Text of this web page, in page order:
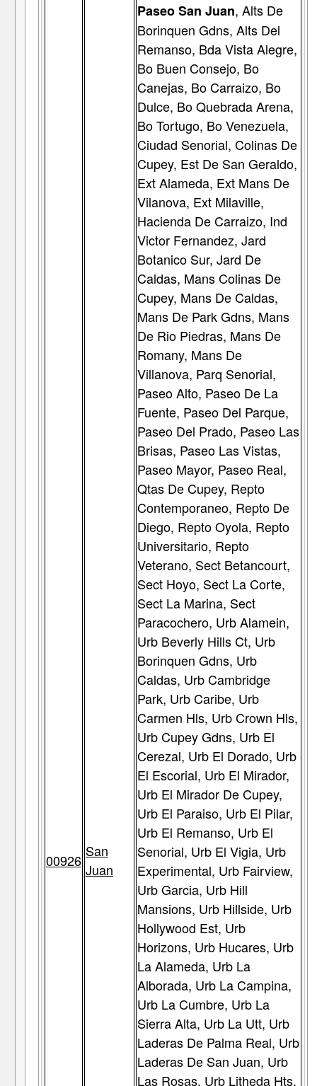
00926
San
Juan
Paseo San Juan, Alts De
Borinquen Gdns, Alts Del
Remanso, Bda Vista Alegre,
Bo Buen Consejo, Bo
Canejas, Bo Carraizo, Bo
Dulce, Bo Quebrada Arena,
Bo Tortugo, Bo Venezuela,
Ciudad Senorial, Colinas De
Cupey, Est De San Geraldo,
Ext Alameda, Ext Mans De
Vilanova, Ext Milaville,
Hacienda De Carraizo, Ind
Victor Fernandez, Jard
Botanico Sur, Jard De
Caldas, Mans Colinas De
Cupey, Mans De Caldas,
Mans De Park Gdns, Mans
De Rio Piedras, Mans De
Romany, Mans De
Villanova, Parq Senorial,
Paseo Alto, Paseo De La
Fuente, Paseo Del Parque,
Paseo Del Prado, Paseo Las
Brisas, Paseo Las Vistas,
Paseo Mayor, Paseo Real,
Qtas De Cupey, Repto
Contemporaneo, Repto De
Diego, Repto Oyola, Repto
Universitario, Repto
Veterano, Sect Betancourt,
Sect Hoyo, Sect La Corte,
Sect La Marina, Sect
Paracochero, Urb Alamein,
Urb Beverly Hills Ct, Urb
Borinquen Gdns, Urb
Caldas, Urb Cambridge
Park, Urb Caribe, Urb
Carmen Hls, Urb Crown Hls,
Urb Cupey Gdns, Urb El
Cerezal, Urb El Dorado, Urb
El Escorial, Urb El Mirador,
Urb El Mirador De Cupey,
Urb El Paraiso, Urb El Pilar,
Urb El Remanso, Urb El
Senorial, Urb El Vigia, Urb
Experimental, Urb Fairview,
Urb Garcia, Urb Hill
Mansions, Urb Hillside, Urb
Hollywood Est, Urb
Horizons, Urb Hucares, Urb
La Alameda, Urb La
Alborada, Urb La Campina,
Urb La Cumbre, Urb La
Sierra Alta, Urb La Utt, Urb
Laderas De Palma Real, Urb
Laderas De San Juan, Urb
Las Rosas, Urb Litheda Hts,